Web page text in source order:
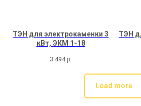
ТЭН для электрокаменки 3
кВт, ЭКМ 1-18
3 494 р.
ТЭН
Load more